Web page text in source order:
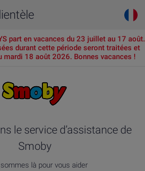
part en vacances du 23 juillet au 17 août.
durant cette période seront traitées et
mardi 18 août 2026. Bonnes vacances !
le service d’assistance de
Smoby
là pour vous aider